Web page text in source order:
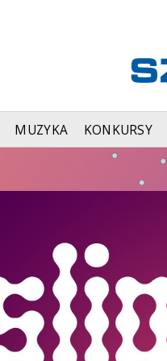
MUZYKA KONKURSY